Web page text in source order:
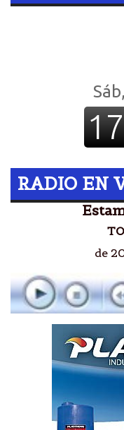
RADIO EN
de